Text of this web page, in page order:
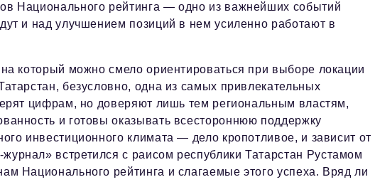
Национального рейтинга — одно из важнейших событий
и над улучшением позиций в нем усиленно работают в
который можно смело ориентироваться при выборе локации
безусловно, одна из самых привлекательных
цифрам, но доверяют лишь тем региональным властям,
и готовы оказывать всестороннюю поддержку
инвестиционного климата — дело кропотливое, и зависит от
встретился с раисом республики Татарстан Рустамом
Национального рейтинга и слагаемые этого успеха. Вряд ли